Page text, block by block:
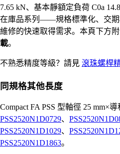
7.65 kN、基本靜額定負荷 C0a
在庫品系列——規格標準化、交期
維修的快速取得需求。本頁下方
載。
不熟悉精度等級？請見 滾珠螺桿
同規格其他長度
Compact FA PSS 型軸徑 25 mm×
PSS2520N1D0729、
PSS2520N1D1029、
PSS2520N1D1863。